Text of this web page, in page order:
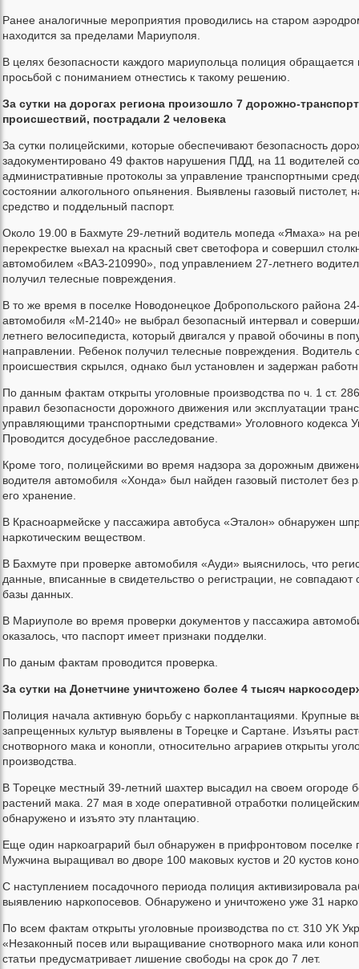
Ранее аналогичные мероприятия проводились на старом
находится за пределами Мариуполя.
В целях безопасности каждого мариупольца полиция обращается
просьбой с пониманием отнестись к такому решению.
За сутки на дорогах региона произошло 7 дорожно-
происшествий, пострадали 2 человека
За сутки полицейскими, которые обеспечивают безопасность
задокументировано 49 фактов нарушения ПДД, на 11 водителей
административные протоколы за управление транспортными
состоянии алкогольного опьянения. Выявлены газовый пистолет,
средство и поддельный паспорт.
Около 19.00 в Бахмуте 29-летний водитель мопеда «Ямаха» на
перекрестке выехал на красный свет светофора и совершил
автомобилем «ВАЗ-210990», под управлением 27-летнего
получил телесные повреждения.
В то же время в поселке Новодонецкое Добропольского района
автомобиля «М-2140» не выбрал безопасный интервал и
летнего велосипедиста, который двигался у правой обочины в
направлении. Ребенок получил телесные повреждения. Водитель
происшествия скрылся, однако был установлен и задержан
По данным фактам открыты уголовные производства по ч. 1 ст.
правил безопасности дорожного движения или эксплуатации
управляющими транспортными средствами» Уголовного кодекса
Проводится досудебное расследование.
Кроме того, полицейскими во время надзора за дорожным
водителя автомобиля «Хонда» был найден газовый пистолет без
его хранение.
В Красноармейске у пассажира автобуса «Эталон» обнаружен
наркотическим веществом.
В Бахмуте при проверке автомобиля «Ауди» выяснилось, что
данные, вписанные в свидетельство о регистрации, не
базы данных.
В Мариуполе во время проверки документов у пассажира
оказалось, что паспорт имеет признаки подделки.
По даным фактам проводится проверка.
За сутки на Донетчине уничтожено более 4 тысяч
Полиция начала активную борьбу с наркоплантациями. Крупные
запрещенных культур выявлены в Торецке и Сартане. Изъяты
снотворного мака и конопли, относительно аграриев открыты
производства.
В Торецке местный 39-летний шахтер высадил на своем огороде
растений мака. 27 мая в ходе оперативной отработки
обнаружено и изъято эту плантацию.
Еще один наркоаграрий был обнаружен в прифронтовом
Мужчина выращивал во дворе 100 маковых кустов и 20 кустов
С наступлением посадочного периода полиция активизировала
выявлению наркопосевов. Обнаружено и уничтожено уже 31
По всем фактам открыты уголовные производства по ст. 310 УК
«Незаконный посев или выращивание снотворного мака или
статьи предусматривает лишение свободы на срок до 7 лет.